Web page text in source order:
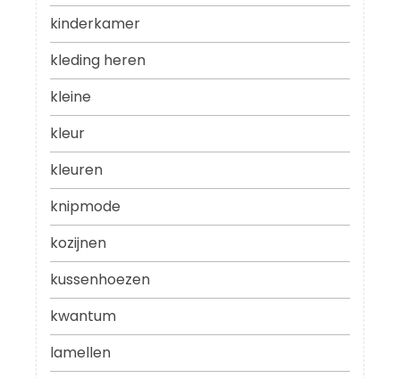
kinderkamer
kleding heren
kleine
kleur
kleuren
knipmode
kozijnen
kussenhoezen
kwantum
lamellen